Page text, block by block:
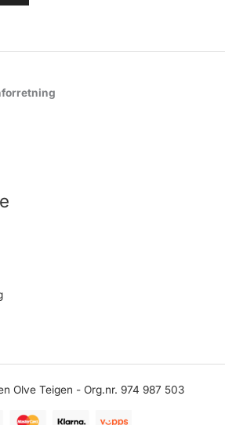
Olve Teigen - Org.nr. 974 987 503